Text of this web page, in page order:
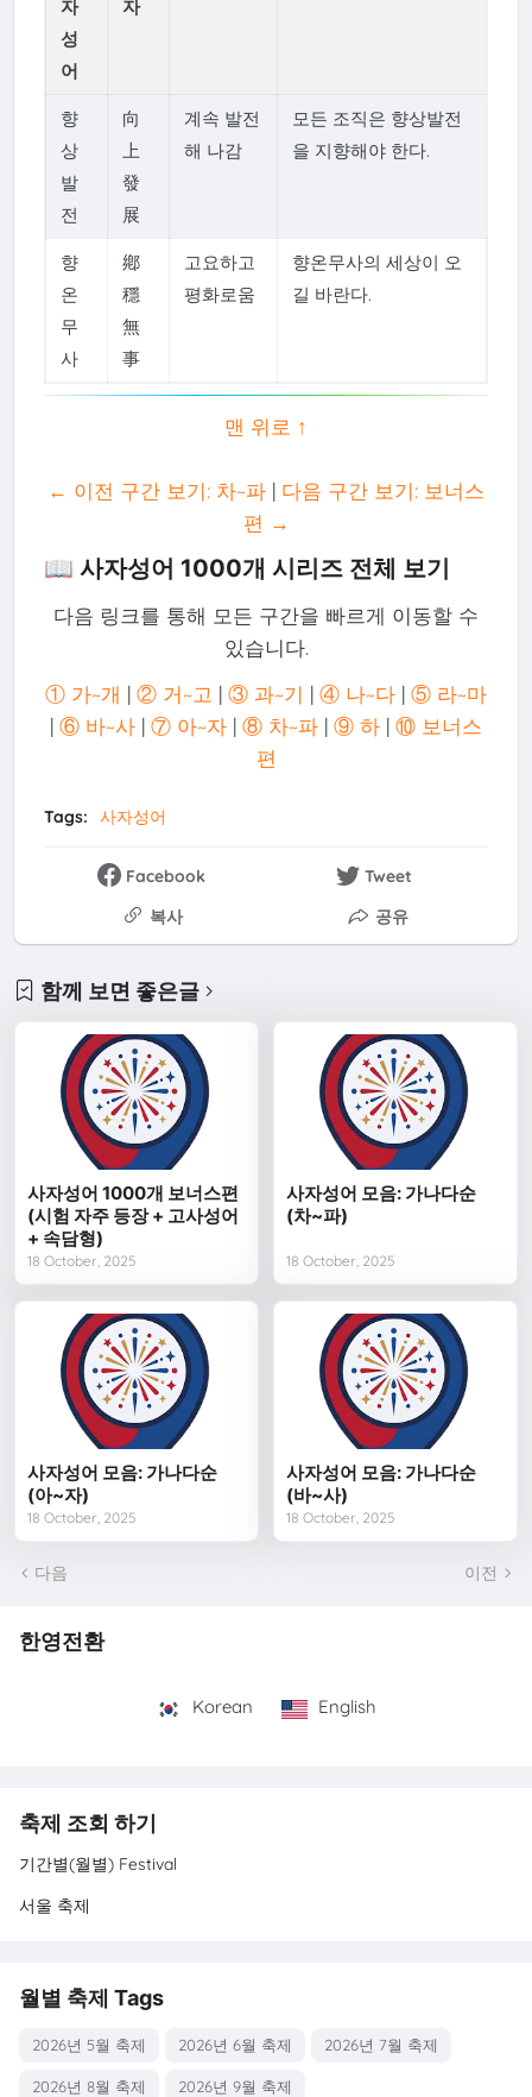
자
성
어
자
향
상
발
전
向
上
發
展
계속 발전
해 나감
모든 조직은 향상발전
을 지향해야 한다.
향
온
무
사
鄕
穩
無
事
고요하고
평화로움
향온무사의 세상이 오
길 바란다.
맨 위로 ↑
← 이전 구간 보기: 차~파 | 다음 구간 보기: 보너스
편 →
📖 사자성어 1000개 시리즈 전체 보기
다음 링크를 통해 모든 구간을 빠르게 이동할 수
있습니다.
① 가~개 | ② 거~고 | ③ 과~기 | ④ 나~다 | ⑤ 라~마
| ⑥ 바~사 | ⑦ 아~자 | ⑧ 차~파 | ⑨ 하 | ⑩ 보너스
편
Tags: 사자성어
Facebook
Tweet
복사
공유
함께 보면 좋은글
사자성어 1000개 보너스편
(시험 자주 등장 + 고사성어
+ 속담형)
18 October, 2025
사자성어 모음: 가나다순
(차~파)
18 October, 2025
사자성어 모음: 가나다순
(아~자)
18 October, 2025
사자성어 모음: 가나다순
(바~사)
18 October, 2025
다음 이전
한영전환
Korean English
축제 조회 하기
기간별(월별) Festival
서울 축제
월별 축제 Tags
2026년 5월 축제 2026년 6월 축제 2026년 7월 축제
2026년 8월 축제 2026년 9월 축제